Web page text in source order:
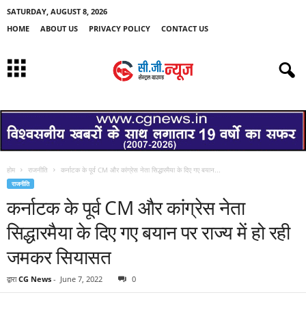
SATURDAY, AUGUST 8, 2026
HOME
ABOUT US PRIVACY POLICY CONTACT US
होम राजनीति कर्नाटक के पूर्व CM और कांग्रेस नेता सिद्धारमैया के दिए गए बयान...
राजनीति
कर्नाटक के पूर्व CM और कांग्रेस नेता
सिद्धारमैया के दिए गए बयान पर राज्य में हो रही
जमकर सियासत
द्वारा CG News - June 7, 2022 0